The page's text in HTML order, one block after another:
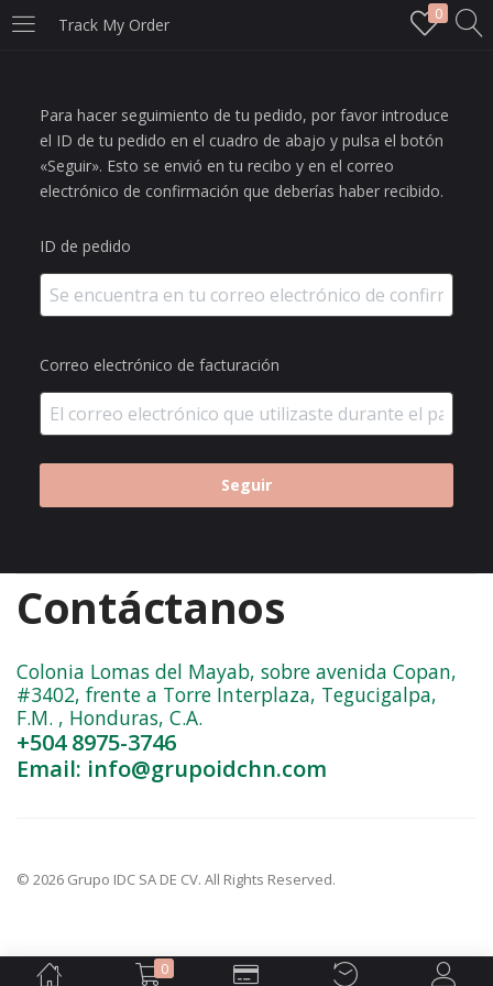
Track My Order
0
LOGIN
Enter your username and password to login.
Remember me
0
Para hacer seguimiento de tu pedido, por favor introduce
el ID de tu pedido en el cuadro de abajo y pulsa el botón
«Seguir». Esto se envió en tu recibo y en el correo
electrónico de confirmación que deberías haber recibido.
ID de pedido
Correo electrónico de facturación
Seguir
Contáctanos
Colonia Lomas del Mayab, sobre avenida Copan,
#3402, frente a Torre Interplaza, Tegucigalpa,
F.M. , Honduras, C.A.
+504 8975-3746
Email: info@grupoidchn.com
© 2026 Grupo IDC SA DE CV. All Rights Reserved.